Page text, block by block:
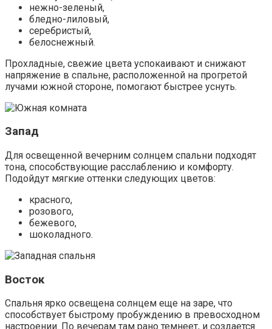
Восток
Спальня ярко освещена солнцем еще на заре, что
способствует быстрому пробуждению в превосходном
настроении. По вечерам там рано темнеет, и создается
особая расслабляющая атмосфера. Прекрасным
решением являются обои следующих тонов:
бирюзового,
дымчато-серого,
пейзажами, джунглями на закате, изображениями
подводного мира на фотообоях.
Цвета по фэншуй
в комнате должны быть другими. С точки зрения
стихиям.
Юго-запад, северо-восток – цвета стихии земли.